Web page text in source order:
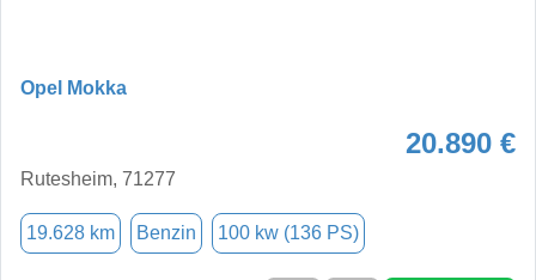
Opel Mokka
20.890 €
Rutesheim, 71277
19.628 km Benzin 100 kw (136 PS)